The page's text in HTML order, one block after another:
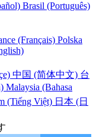
Brasil (Português)
(Français) Polska
中国 (简体中文) 台
Malaysia (Bahasa
(Tiếng Việt) 日本 (日